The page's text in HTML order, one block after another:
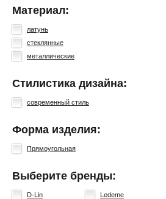
Материал:
латунь
стеклянные
металлические
Стилистика дизайна:
современный стиль
Форма изделия:
Прямоугольная
Выберите бренды:
D-Lin
Ledeme